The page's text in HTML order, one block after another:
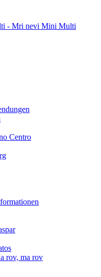
- Mri nevi Mini Multi
Centro
rov, ma rov